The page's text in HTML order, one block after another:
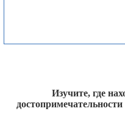
Изучите, где